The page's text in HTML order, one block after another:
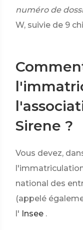
numéro de
W, suivie de 9
Sirene ?
Vous devez,
national des
(appelé
l' Insee .